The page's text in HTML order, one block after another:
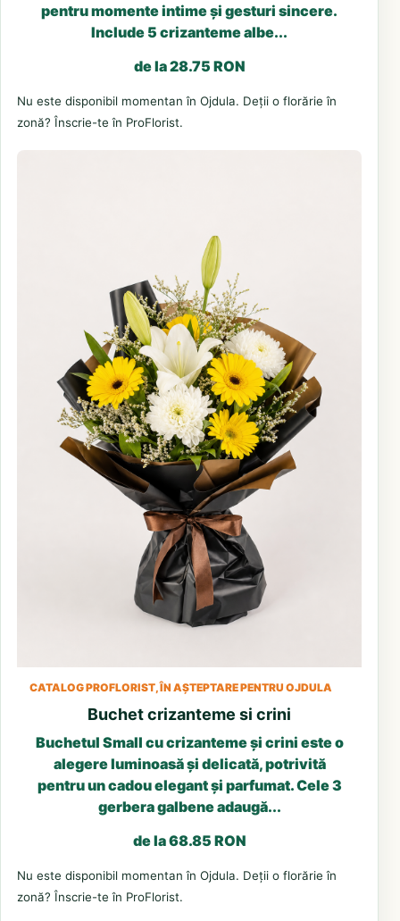
pentru momente intime și gesturi sincere.
Include 5 crizanteme albe...
de la 28.75 RON
Nu este disponibil momentan în Ojdula. Deții o florărie în
zonă? Înscrie-te în ProFlorist.
CATALOG PROFLORIST, ÎN AȘTEPTARE PENTRU OJDULA
Buchet crizanteme si crini
Buchetul Small cu crizanteme și crini este o
alegere luminoasă și delicată, potrivită
pentru un cadou elegant și parfumat. Cele 3
gerbera galbene adaugă...
de la 68.85 RON
Nu este disponibil momentan în Ojdula. Deții o florărie în
zonă? Înscrie-te în ProFlorist.